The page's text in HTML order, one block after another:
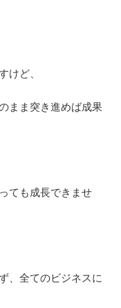
けど、
まま突き進めば成果
ても成長できませ
、全てのビジネスに